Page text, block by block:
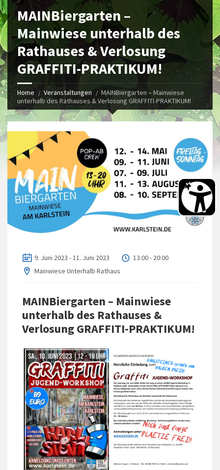
MAINBiergarten –
Mainwiese unterhalb des
Rathauses & Verlosung
GRAFFITI-PRAKTIKUM!
Home Veranstaltungen
MAINBiergarten – Mainwiese
unterhalb des Rathauses & Verlosung GRAFFITI-PRAKTIKUM!
9. Juni 2023 - 11. Juni 2023
13:00 - 20:00
Mainwiese Unterhalb Rathaus
MAINBiergarten – Mainwiese
unterhalb des Rathauses &
Verlosung GRAFFITI-PRAKTIKUM!